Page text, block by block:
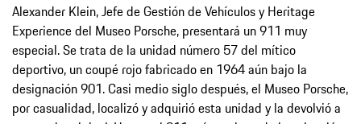
Alexander Klein, Jefe de Gestión de Vehículos y Heritage
Experience del Museo Porsche, presentará un 911 muy
especial. Se trata de la unidad número 57 del mítico
deportivo, un coupé rojo fabricado en 1964 aún bajo la
designación 901. Casi medio siglo después, el Museo Porsche,
por casualidad, localizó y adquirió esta unidad y la devolvió a